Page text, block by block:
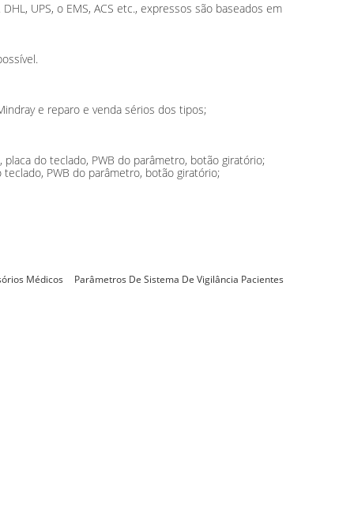
UPS, o EMS, ACS etc., expressos são baseados em
e reparo e venda sérios dos tipos;
do teclado, PWB do parâmetro, botão giratório;
PWB do parâmetro, botão giratório;
Médicos Parâmetros De Sistema De Vigilância Pacientes